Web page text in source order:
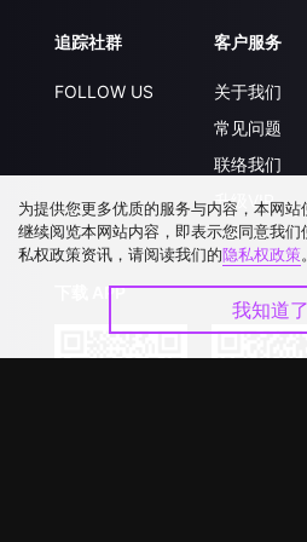
追踪社群
FOLLOW US
客户服务
关于我们
常见问题
联络我们
升级VIP
下载 APP
为提供您更多优质的服务与内容，本网
继续阅览本网站内容，即表示您同意我
私权政策资讯，请阅读我们的隐私权政策。
我知道了